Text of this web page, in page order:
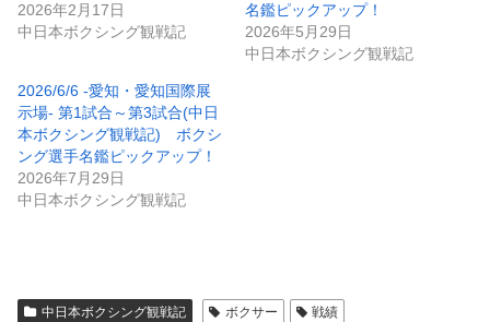
2026年2月17日
中日本ボクシング観戦記
名鑑ピックアップ！
2026年5月29日
中日本ボクシング観戦記
2026/6/6 -愛知・愛知国際展
示場- 第1試合～第3試合(中日
本ボクシング観戦記) ボクシ
ング選手名鑑ピックアップ！
2026年7月29日
中日本ボクシング観戦記
中日本ボクシング観戦記 ボクサー 戦績